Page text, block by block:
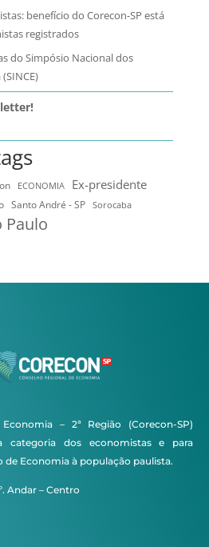
benefício do Corecon-SP está
registrados
do Simpósio Nacional dos
ECONOMIA Ex-presidente
Santo André - SP
Sorocaba
Paulo
– 2ª Região (Corecon-SP)
categoria dos economistas e para
de Economia à população paulista.
Andar – Centro